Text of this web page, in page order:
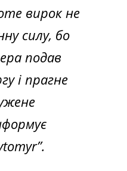
вирок не
силу, бо
подав
і прагне